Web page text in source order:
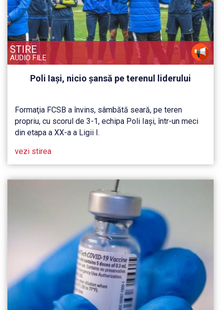
STIRE
AUDIO FILE
Poli Iaşi, nicio şansă pe terenul liderului
Formaţia FCSB a învins, sâmbătă seară, pe teren
propriu, cu scorul de 3-1, echipa Poli Iaşi, într-un meci
din etapa a XX-a a Ligii I.
vezi stirea